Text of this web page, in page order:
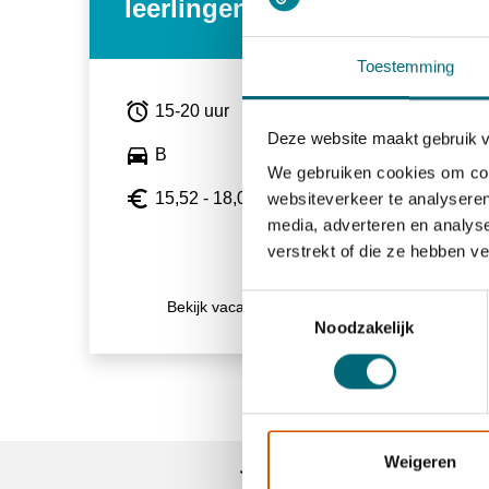
Toestemming
Deze website maakt gebruik
We gebruiken cookies om
websiteverkeer te
media, adverteren en
verstrekt of die ze hebben
Toestemmingsselectie
Noodzakelijk
Weigeren
leerlingenvervoer
alarm 15-20 uur
directions_car B
euro_symbol 15,52 - 18,00
Bekijk vacature
euro_symbol